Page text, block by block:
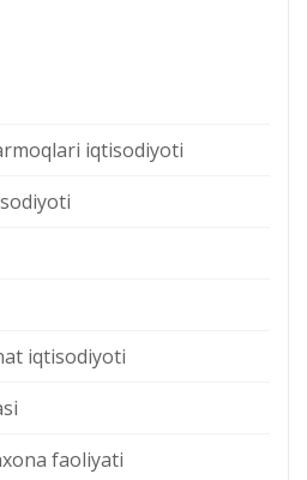
iqtisodiyoti
iqtisodiyoti
faoliyati